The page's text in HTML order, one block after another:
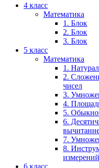
4 класс
Математика
1. Блок
2. Блок
3. Блок
5 класс
Математика
1.
2.
чисел
3.
4.
5.
6.
7.
8.
измерений
6 класс